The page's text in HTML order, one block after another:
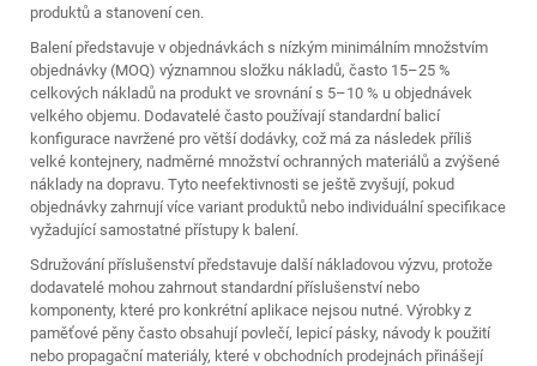
produktů a stanovení cen.
Balení představuje v objednávkách s nízkým minimálním množstvím
objednávky (MOQ) významnou složku nákladů, často 15–25 %
celkových nákladů na produkt ve srovnání s 5–10 % u objednávek
velkého objemu. Dodavatelé často používají standardní balicí
konfigurace navržené pro větší dodávky, což má za následek příliš
velké kontejnery, nadměrné množství ochranných materiálů a zvýšené
náklady na dopravu. Tyto neefektivnosti se ještě zvyšují, pokud
objednávky zahrnují více variant produktů nebo individuální specifikace
vyžadující samostatné přístupy k balení.
Sdružování příslušenství představuje další nákladovou výzvu, protože
dodavatelé mohou zahrnout standardní příslušenství nebo
komponenty, které pro konkrétní aplikace nejsou nutné. Výrobky z
paměťové pěny často obsahují povlečí, lepicí pásky, návody k použití
nebo propagační materiály, které v obchodních prodejnách přinášejí